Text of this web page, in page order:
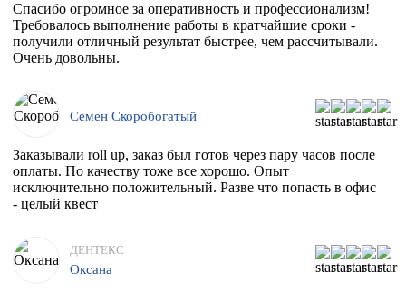
Спасибо огромное за оперативность и профессионализм!
Требовалось выполнение работы в кратчайшие сроки -
получили отличный результат быстрее, чем рассчитывали.
Очень довольны.
Семен Скоробогатый
Заказывали roll up, заказ был готов через пару часов после
оплаты. По качеству тоже все хорошо. Опыт
исключительно положительный. Разве что попасть в офис
- целый квест
ДЕНТЕКС
Оксана